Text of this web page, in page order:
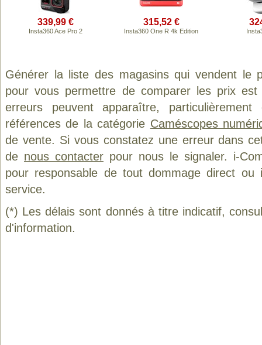
339,99 €
Insta360 Ace Pro 2
315,52 €
Insta360 One R 4k Edition
Générer la liste des magasins qui vendent le
pour vous permettre de comparer les prix
erreurs peuvent apparaître,
références de la catégorie Caméscopes
de vente. Si vous constatez une erreur dans
de nous contacter pour nous le signaler. i-
pour responsable de tout dommage direct
service.
(*) Les délais sont donnés à titre indicatif,
d'information.